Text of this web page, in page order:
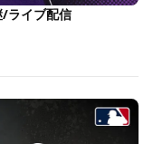
/ライブ配信